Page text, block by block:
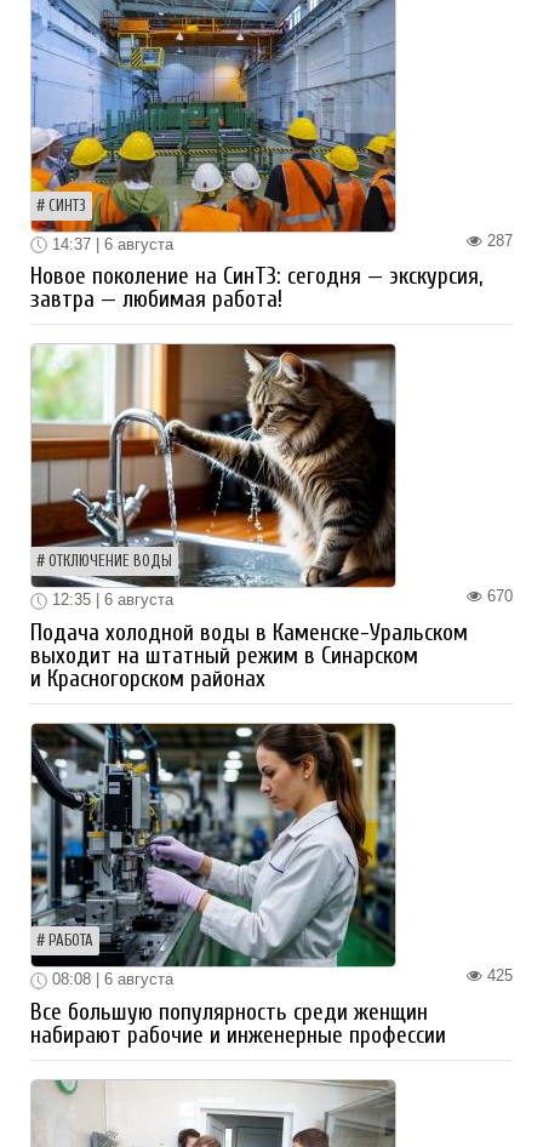
СИНТЗ
287
14:37 | 6 августа
Новое поколение на СинТЗ: сегодня — экскурсия,
завтра — любимая работа!
ОТКЛЮЧЕНИЕ ВОДЫ
670
12:35 | 6 августа
Подача холодной воды в Каменске-Уральском
выходит на штатный режим в Синарском
и Красногорском районах
РАБОТА
425
08:08 | 6 августа
Все большую популярность среди женщин
набирают рабочие и инженерные профессии